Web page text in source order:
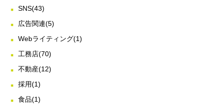
SNS(43)
広告関連(5)
Webライティング(1)
工務店(70)
不動産(12)
採用(1)
食品(1)